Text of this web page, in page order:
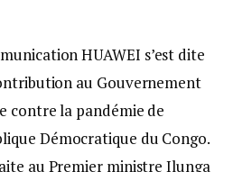
HUAWEI s’est dite
au Gouvernement
contre la pandémie de
Démocratique du Congo.
au Premier ministre Ilunga